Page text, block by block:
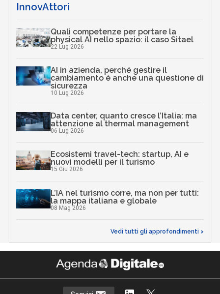
InnovAttori
Quali competenze per portare la
physical AI nello spazio: il caso Sitael
22 Lug 2026
AI in azienda, perché gestire il
cambiamento è anche una questione di
sicurezza
10 Lug 2026
Data center, quanto cresce l’Italia: ma
attenzione al thermal management
06 Lug 2026
Ecosistemi travel-tech: startup, AI e
nuovi modelli per il turismo
15 Giu 2026
L’IA nel turismo corre, ma non per tutti:
la mappa italiana e globale
08 Mag 2026
Vedi tutti gli approfondimenti >